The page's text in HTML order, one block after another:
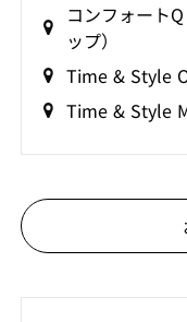
コンフォート
ップ）
Time & Style
Time & Style